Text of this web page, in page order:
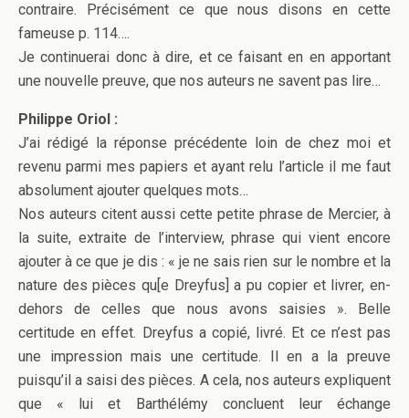
contraire. Précisément ce que nous disons en cette
fameuse p. 114….
Je continuerai donc à dire, et ce faisant en en apportant
une nouvelle preuve, que nos auteurs ne savent pas lire…
Philippe Oriol :
J’ai rédigé la réponse précédente loin de chez moi et
revenu parmi mes papiers et ayant relu l’article il me faut
absolument ajouter quelques mots…
Nos auteurs citent aussi cette petite phrase de Mercier, à
la suite, extraite de l’interview, phrase qui vient encore
ajouter à ce que je dis : « je ne sais rien sur le nombre et la
nature des pièces qu[e Dreyfus] a pu copier et livrer, en-
dehors de celles que nous avons saisies ». Belle
certitude en effet. Dreyfus a copié, livré. Et ce n’est pas
une impression mais une certitude. Il en a la preuve
puisqu’il a saisi des pièces. A cela, nos auteurs expliquent
que « lui et Barthélémy concluent leur échange